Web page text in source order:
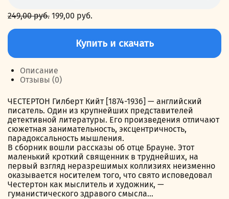
249,00руб. Первоначальная
249,00 руб..
199,00 руб.
Количество
Алая
луна
Меру
Купить и скачать
Описание
Отзывы (0)
ЧЕСТЕРТОН Гилберт Кийт [1874-1936] — английский
писатель. Один из крупнейших представителей
детективной литературы. Его произведения отличают
сюжетная занимательность, эксцентричность,
парадоксальность мышления.
В сборник вошли рассказы об отце Брауне. Этот
маленький кроткий священник в труднейших, на
первый взгляд неразрешимых коллизиях неизменно
оказывается носителем того, что свято исповедовал
Честертон как мыслитель и художник, —
гуманистического здравого смысла…